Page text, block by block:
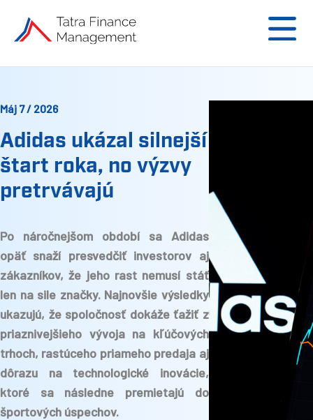
Máj 7 / 2026
Adidas ukázal silnejší
štart roka, no výzvy
pretrvávajú
Po náročnejšom období sa Adidas
opäť snaží presvedčiť investorov aj
zákazníkov, že jeho rast nemusí stáť
len na sile značky. Najnovšie výsledky
ukazujú, že spoločnosť dokáže ťažiť z
priaznivejšieho vývoja na kľúčových
trhoch, rastúceho priameho predaja aj
dôrazu na technologické inovácie,
ktoré sa následne premietajú do
športových úspechov.